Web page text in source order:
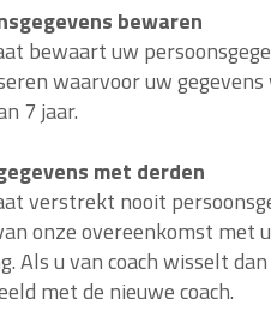
bewaren
bewaart uw
waarvoor uw
7 jaar.
met derden
verstrekt nooit
onze overeenkomst met
Als u van coach wisselt
met de nieuwe coach.